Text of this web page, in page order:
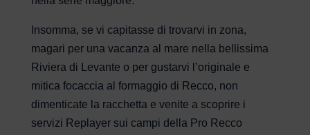
Insomma, se vi capitasse di trovarvi in zona,
magari per una vacanza al mare nella bellissima
Riviera di Levante o per gustarvi l’originale e
mitica focaccia al formaggio di Recco, non
dimenticate la racchetta e venite a scoprire i
servizi Replayer sui campi della Pro Recco